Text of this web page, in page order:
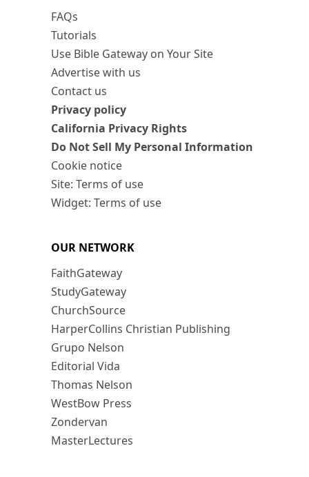
FAQs
Tutorials
Use Bible Gateway on Your Site
Advertise with us
Contact us
Privacy policy
California Privacy Rights
Do Not Sell My Personal Information
Cookie notice
Site: Terms of use
Widget: Terms of use
OUR NETWORK
FaithGateway
StudyGateway
ChurchSource
HarperCollins Christian Publishing
Grupo Nelson
Editorial Vida
Thomas Nelson
WestBow Press
Zondervan
MasterLectures